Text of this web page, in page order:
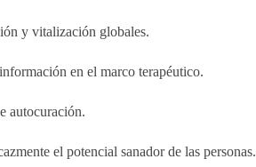
y vitalización globales.
en el marco terapéutico.
autocuración.
el potencial sanador de las personas.